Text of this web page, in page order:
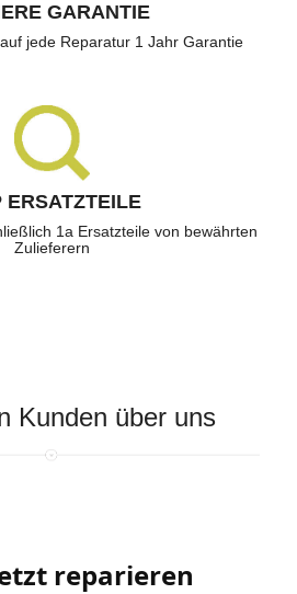
GARANTIE
jede Reparatur 1 Jahr Garantie
ERSATZTEILE
1a Ersatzteile von bewährten
Zulieferern
Kunden über uns
reparieren